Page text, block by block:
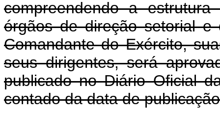
compreendendo a
órgãos de direção setorial
Comandante do Exército,
seus dirigentes, será
publicado no Diário Oficial
contado da data de